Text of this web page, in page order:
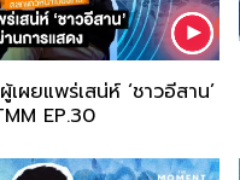
ผยแพร่เสน่ห์ ‘ชาวอีสาน’
EP.30